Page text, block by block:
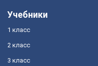
Учебники
1 класс
2 класс
3 класс